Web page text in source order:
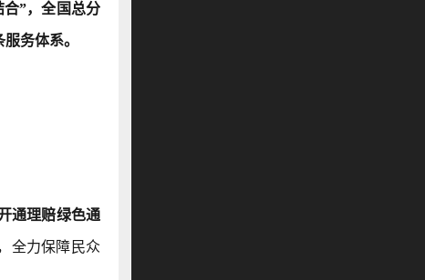
”，全国总分
务体系。
通理赔绿色通
全力保障民众